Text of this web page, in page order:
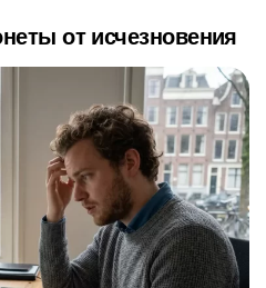
от исчезновения